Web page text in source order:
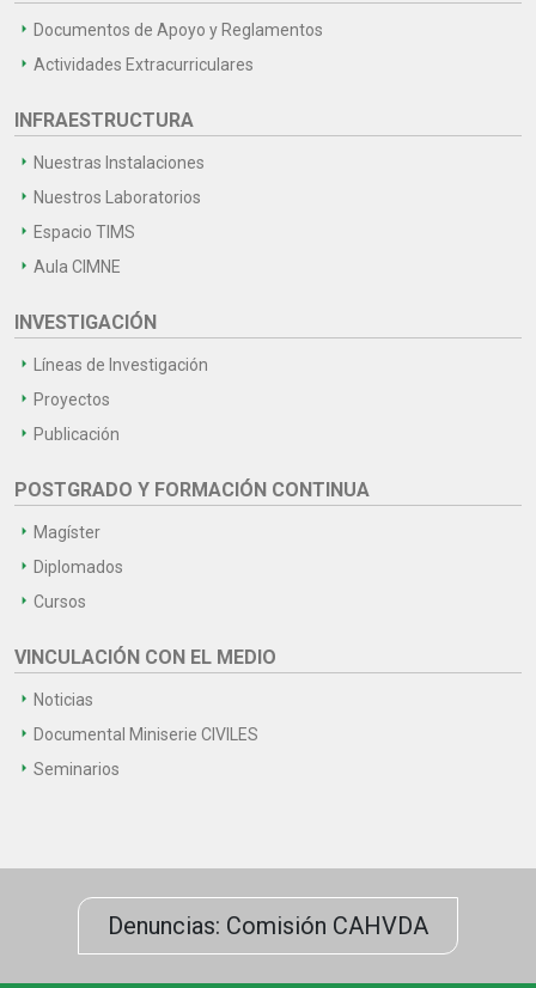
Documentos de Apoyo y Reglamentos
Actividades Extracurriculares
INFRAESTRUCTURA
Nuestras Instalaciones
Nuestros Laboratorios
Espacio TIMS
Aula CIMNE
INVESTIGACIÓN
Líneas de Investigación
Proyectos
Publicación
POSTGRADO Y FORMACIÓN CONTINUA
Magíster
Diplomados
Cursos
VINCULACIÓN CON EL MEDIO
Noticias
Documental Miniserie CIVILES
Seminarios
Denuncias: Comisión CAHVDA